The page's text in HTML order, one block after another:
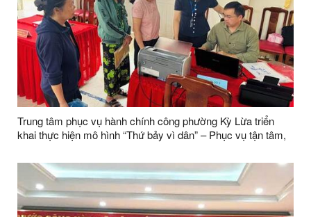
Trung tâm phục vụ hành chính công phường Kỳ Lừa triển
khai thực hiện mô hình “Thứ bảy vì dân” – Phục vụ tận tâm,